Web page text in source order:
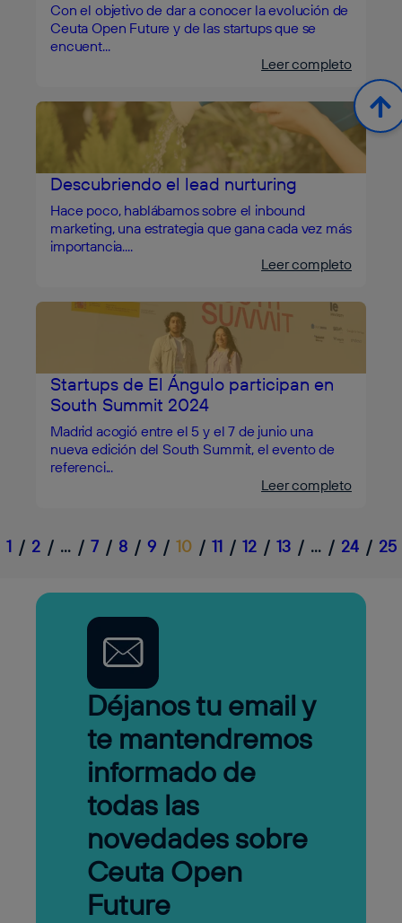
Con el objetivo de dar a conocer la evolución de
Ceuta Open Future y de las startups que se
encuent...
Leer completo
Descubriendo el lead nurturing
Hace poco, hablábamos sobre el inbound
marketing, una estrategia que gana cada vez más
importancia....
Leer completo
Startups de El Ángulo participan en
South Summit 2024
Madrid acogió entre el 5 y el 7 de junio una
nueva edición del South Summit, el evento de
referenci...
Leer completo
1 / 2 / … / 7 / 8 / 9 / 10 / 11 / 12 / 13 / … / 24 / 25
Déjanos tu email y
te mantendremos
informado de
todas las
novedades sobre
Ceuta Open
Future